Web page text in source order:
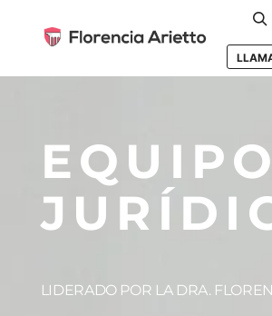
EQUIPO
LIDERADO POR LA DRA.